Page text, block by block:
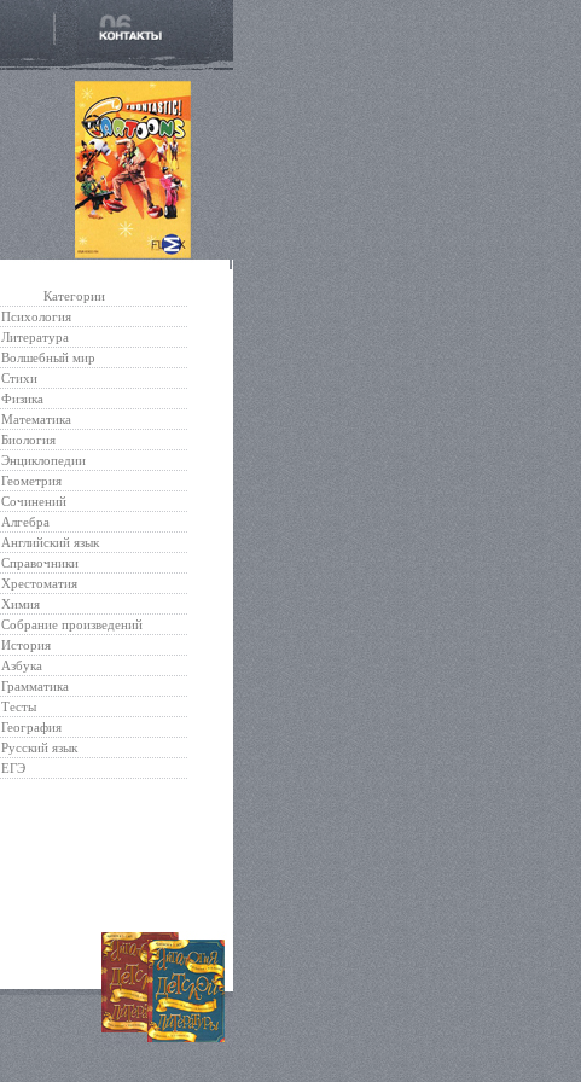
Категории
Психология
Литература
Волшебный мир
Стихи
Физика
Математика
Биология
Энциклопедии
Геометрия
Сочинений
Алгебра
Английский язык
Справочники
Хрестоматия
Химия
Собрание произведений
История
Азбука
Грамматика
Тесты
География
Русский язык
ЕГЭ